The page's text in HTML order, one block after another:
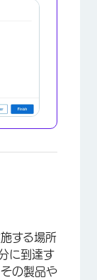
する場所
に到達す
の製品や